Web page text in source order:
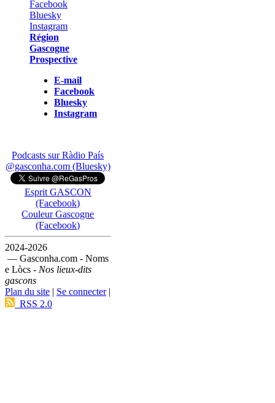
Région
Gascogne
Prospective
E-mail
Facebook
Bluesky
Instagram
Podcasts sur Ràdio País
@gasconha.com (Bluesky)
Esprit GASCON
(Facebook)
Couleur Gascogne
(Facebook)
2024-2026
— Gasconha.com - Noms
e Lòcs - Nos lieux-dits
gascons
Plan du site | Se connecter|
RSS 2.0